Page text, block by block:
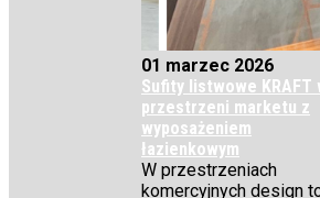
01 marzec 2026
Sufity listwowe KRAFT
przestrzeni marketu z
wyposażeniem
łazienkowym
W przestrzeniach
komercyjnych design